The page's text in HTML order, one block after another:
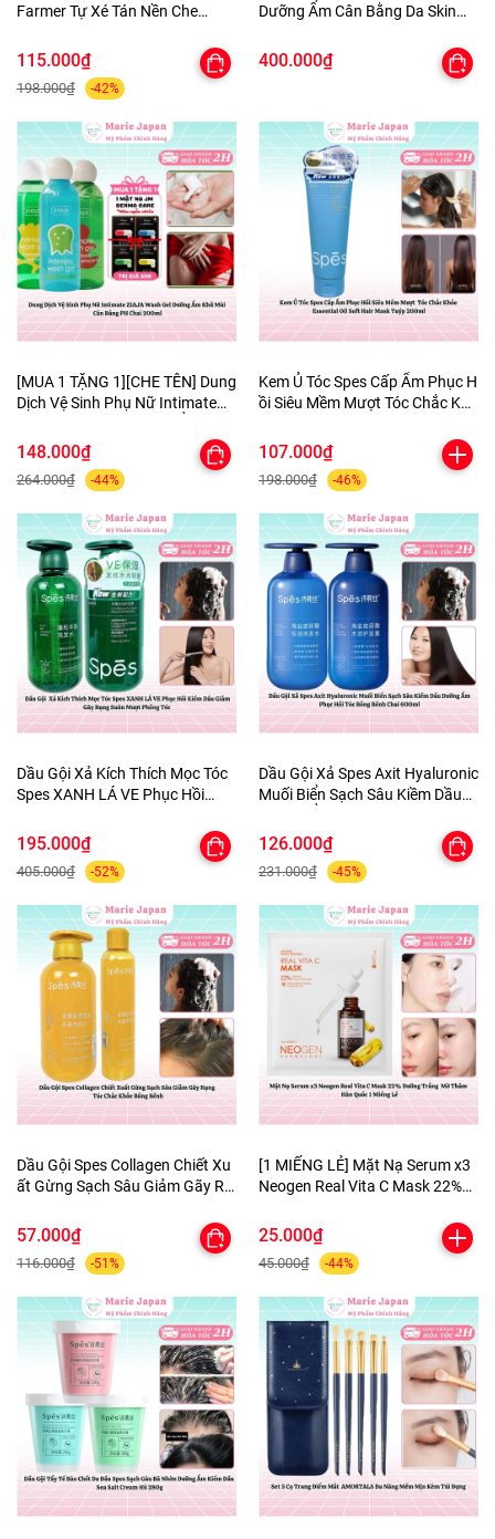
Farmer Tự Xé Tán Nền Che
Mịn Cao Cấp
115.000₫
198.000₫ -42%
Dưỡng Ẩm Cân Bằng Da Skin
400.000₫
[MUA 1 TẶNG 1][CHE TÊN] Dung
Dịch Vệ Sinh Phụ Nữ Intimate
KhửMùi CânBằng PH Chai
200ml-TẶNG 1MASK
148.000₫
264.000₫ -44%
Kem Ủ Tóc Spes Cấp Ẩm Phục H
ồi Siêu Mềm Mượt Tóc Chắc Khỏ
ýp 200ml
107.000₫
198.000₫ -46%
Dầu Gội Xả Kích Thích Mọc Tóc
Spes XANH LÁ VE Phục Hồi
Mượt Phồng Tóc
195.000₫
405.000₫ -52%
Dầu Gội Xả Spes Axit Hyaluronic
Muối Biển Sạch Sâu Kiềm Dầu
Bềnh Chai 600ml
126.000₫
231.000₫ -45%
Dầu Gội Spes Collagen Chiết Xu
ất Gừng Sạch Sâu Giảm Gãy Rụ
57.000₫
116.000₫ -51%
[1 MIẾNG LẺ] Mặt Nạ Serum x3
Neogen Real Vita C Mask 22%
Quốc
25.000₫
45.000₫ -44%